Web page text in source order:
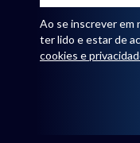
Ao se inscrever em
ter lido e estar de
cookies e